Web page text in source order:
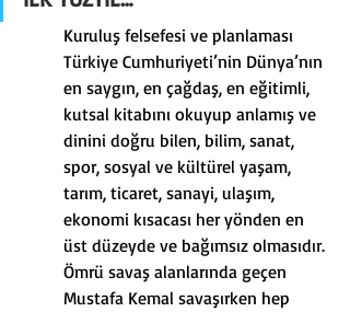
Kuruluş felsefesi ve planlaması
Türkiye Cumhuriyeti’nin Dünya’nın
en saygın, en çağdaş, en eğitimli,
kutsal kitabını okuyup anlamış ve
dinini doğru bilen, bilim, sanat,
spor, sosyal ve kültürel yaşam,
tarım, ticaret, sanayi, ulaşım,
ekonomi kısacası her yönden en
üst düzeyde ve bağımsız olmasıdır.
Ömrü savaş alanlarında geçen
Mustafa Kemal savaşırken hep